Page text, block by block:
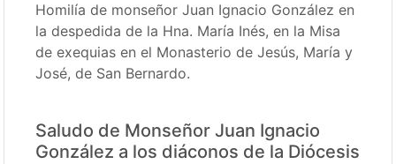
Homilía de monseñor Juan Ignacio González en
la despedida de la Hna. María Inés, en la Misa
de exequias en el Monasterio de Jesús, María y
José, de San Bernardo.
Saludo de Monseñor Juan Ignacio
González a los diáconos de la Diócesis